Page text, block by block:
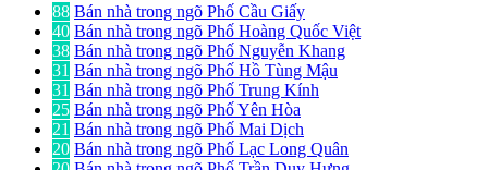
88 Bán nhà trong ngõ Phố Cầu Giấy
40 Bán nhà trong ngõ Phố Hoàng Quốc Việt
38 Bán nhà trong ngõ Phố Nguyễn Khang
31 Bán nhà trong ngõ Phố Hồ Tùng Mậu
31 Bán nhà trong ngõ Phố Trung Kính
25 Bán nhà trong ngõ Phố Yên Hòa
21 Bán nhà trong ngõ Phố Mai Dịch
20 Bán nhà trong ngõ Phố Lạc Long Quân